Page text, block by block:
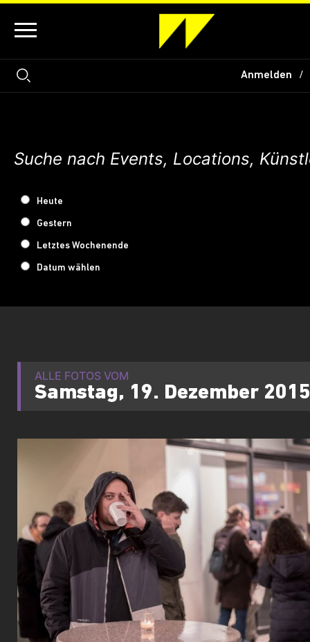
Anmelden
Heute
Gestern
Letztes Wochenende
Datum wählen
ALLE FOTOS VOM
Samstag, 19. Dezember 2015